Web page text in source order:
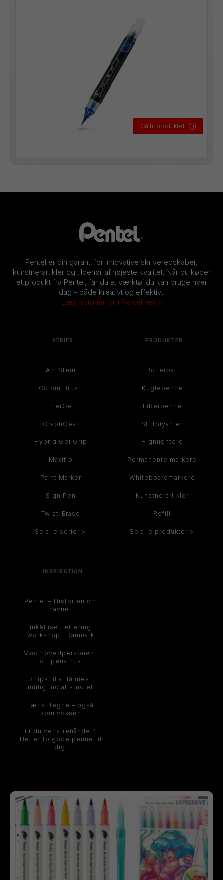
Gå til produktet
Pentel er din garanti for innovative skriveredskaber,
kunstnerartikler og tilbehør af højeste kvalitet. Når du køber
et produkt fra Pentel, får du et værktøj du kan bruge hver
dag - både kreativt og effektivt.
Læs historien om Pentel her >
SERIER
Ain Stein
Colour Brush
EnerGel
GraphGear
Hybrid Gel Grip
Maxiflo
Paint Marker
Sign Pen
Twist-Erase
Se alle serier >
PRODUKTER
Rollerball
Kuglepenne
Fiberpenne
Stiftblyanter
Highlightere
Permanente markere
Whiteboardmarkere
Kunstnerartikler
Refill
Se alle produkter >
INSPIRATION
Pentel – Historien om
navnet
Ink&Lise Lettering
workshop i Danmark
Mød hovedpersonen i
dit penalhus
3 tips til at få mest
muligt ud af studiet
Lær at tegne – også
som voksen
Er du venstrehåndet?
Her er to gode penne til
dig.